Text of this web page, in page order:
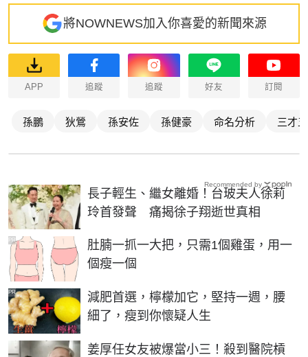
將NOWNEWS加入你喜愛的新聞來源
APP 追蹤 追蹤 好友 訂閱
孫鵬 狄鶯 孫安佐 孫健豪 命名分析 三才
長子輕生、繼女離婚！台玻夫人徐莉
玲首發聲 痛揭徐子翔逝世真相
肚腩一抓一大把，只需1個雞蛋，用一
個瘦一個
PR
減肥首選，檸檬加它，堅持一週，腰
細了，瘦到你懷疑人生
PR
姜厚任女友被爆當小三！殺到醫院槓
Recommended by